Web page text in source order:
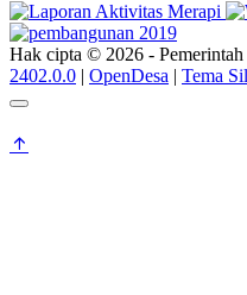
Hak cipta © 2026 - Pemerintah
2402.0.0 | OpenDesa | Tema